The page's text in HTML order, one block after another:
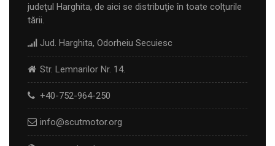
judeţul Harghita, de aici se distribuţie în toate colţurile
tării.
Jud. Harghita, Odorheiu Secuiesc
Str. Lemnarilor Nr. 14.
+40-752-964-250
info@scutmotor.org